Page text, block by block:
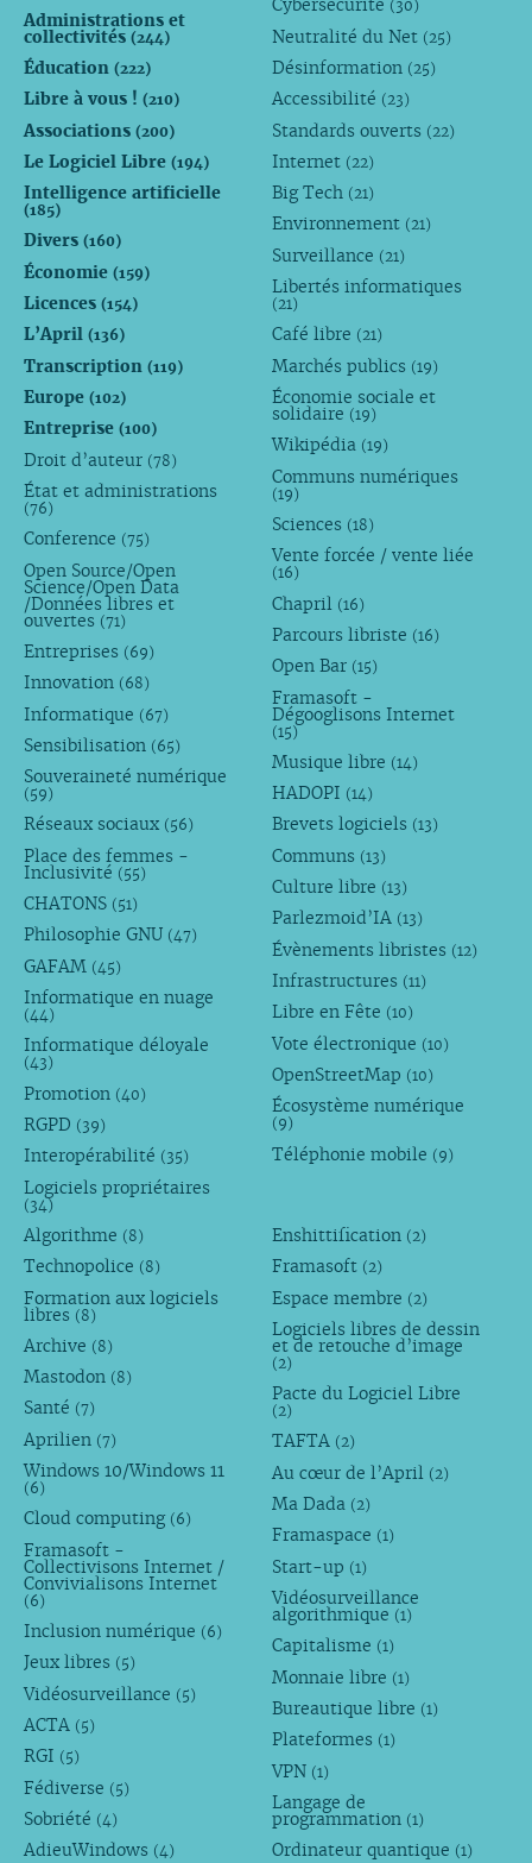
Administrations et
collectivités (244)
Éducation (222)
Libre à vous ! (210)
Associations (200)
Le Logiciel Libre (194)
Intelligence artificielle
(185)
Divers (160)
Économie (159)
Licences (154)
L’April (136)
Transcription (119)
Europe (102)
Entreprise (100)
Droit d’auteur (78)
État et administrations
(76)
Conference (75)
Open Source/Open
Science/Open Data
/Données libres et
ouvertes (71)
Entreprises (69)
Innovation (68)
Informatique (67)
Sensibilisation (65)
Souveraineté numérique
(59)
Réseaux sociaux (56)
Place des femmes -
Inclusivité (55)
CHATONS (51)
Philosophie GNU (47)
GAFAM (45)
Informatique en nuage
(44)
Informatique déloyale
(43)
Promotion (40)
RGPD (39)
Interopérabilité (35)
Logiciels propriétaires
(34)
Cybersécurité (30)
Neutralité du Net (25)
Désinformation (25)
Accessibilité (23)
Standards ouverts (22)
Internet (22)
Big Tech (21)
Environnement (21)
Surveillance (21)
Libertés informatiques
(21)
Café libre (21)
Marchés publics (19)
Économie sociale et
solidaire (19)
Wikipédia (19)
Communs numériques
(19)
Sciences (18)
Vente forcée / vente liée
(16)
Chapril (16)
Parcours libriste (16)
Open Bar (15)
Framasoft -
Dégooglisons Internet
(15)
Musique libre (14)
HADOPI (14)
Brevets logiciels (13)
Communs (13)
Culture libre (13)
Parlezmoid’IA (13)
Évènements libristes (12)
Infrastructures (11)
Libre en Fête (10)
Vote électronique (10)
OpenStreetMap (10)
Écosystème numérique
(9)
Téléphonie mobile (9)
Algorithme (8)
Technopolice (8)
Formation aux logiciels
libres (8)
Archive (8)
Mastodon (8)
Santé (7)
Aprilien (7)
Windows 10/Windows 11
(6)
Cloud computing (6)
Framasoft -
Collectivisons Internet /
Convivialisons Internet
(6)
Inclusion numérique (6)
Jeux libres (5)
Vidéosurveillance (5)
ACTA (5)
RGI (5)
Fédiverse (5)
Sobriété (4)
AdieuWindows (4)
Enshittification (2)
Framasoft (2)
Espace membre (2)
Logiciels libres de dessin
et de retouche d’image
(2)
Pacte du Logiciel Libre
(2)
TAFTA (2)
Au cœur de l’April (2)
Ma Dada (2)
Framaspace (1)
Start-up (1)
Vidéosurveillance
algorithmique (1)
Capitalisme (1)
Monnaie libre (1)
Bureautique libre (1)
Plateformes (1)
VPN (1)
Langage de
programmation (1)
Ordinateur quantique (1)